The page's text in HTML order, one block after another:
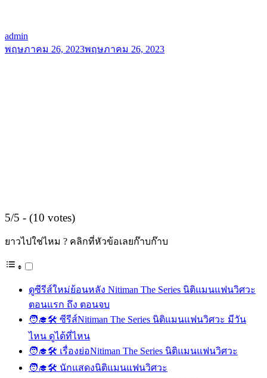
admin
พฤษภาคม 26, 2023พฤษภาคม 26, 2023
5/5 - (10 votes)
ยาวไปใช่ไหม ? คลิกที่หัวข้อเลยก๊าบก๊าบ
ดูซีรีส์ใหม่ย้อนหลัง Nitiman The Series นิติแมนแฟนวิศวะ
ตอนแรก ถึง ตอนจบ
🧑‍🎓🛠 ซีรีส์Nitiman The Series นิติแมนแฟนวิศวะ มีวัน
ไหน ดูได้ที่ไหน
🧑‍🎓🛠 เรื่องย่อNitiman The Series นิติแมนแฟนวิศวะ
🧑‍🎓🛠 นักแสดงนิติแมนแฟนวิศวะ